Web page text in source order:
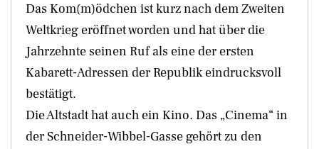
Das Kom(m)ödchen ist kurz nach dem Zweiten
Weltkrieg eröffnet worden und hat über die
Jahrzehnte seinen Ruf als eine der ersten
Kabarett-Adressen der Republik eindrucksvoll
bestätigt.
Die Altstadt hat auch ein Kino. Das „Cinema“ in
der Schneider-Wibbel-Gasse gehört zu den